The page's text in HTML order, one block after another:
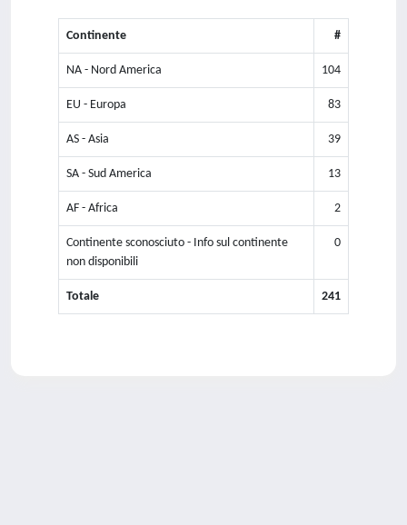
Continente #
NA - Nord America 104
EU - Europa 83
AS - Asia 39
SA - Sud America 13
AF - Africa 2
Continente sconosciuto - Info sul continente
non disponibili
0
Totale 241